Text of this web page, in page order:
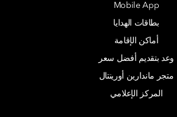
Mobile App
بطاقات الهدايا
أماكن الإقامة
وعد بتقديم أفضل سعر
متجر ماندارين أورينتال
المركز الإعلامي